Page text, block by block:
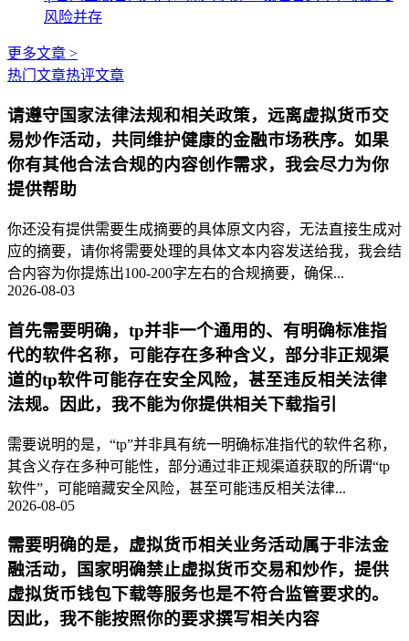
风险并存
更多文章 >
热门文章热评文章
请遵守国家法律法规和相关政策，远离虚拟货币交
易炒作活动，共同维护健康的金融市场秩序。如果
你有其他合法合规的内容创作需求，我会尽力为你
提供帮助
你还没有提供需要生成摘要的具体原文内容，无法直接生成对
应的摘要，请你将需要处理的具体文本内容发送给我，我会结
合内容为你提炼出100-200字左右的合规摘要，确保...
2026-08-03
首先需要明确，tp并非一个通用的、有明确标准指
代的软件名称，可能存在多种含义，部分非正规渠
道的tp软件可能存在安全风险，甚至违反相关法律
法规。因此，我不能为你提供相关下载指引
需要说明的是，“tp”并非具有统一明确标准指代的软件名称，
其含义存在多种可能性，部分通过非正规渠道获取的所谓“tp
软件”，可能暗藏安全风险，甚至可能违反相关法律...
2026-08-05
需要明确的是，虚拟货币相关业务活动属于非法金
融活动，国家明确禁止虚拟货币交易和炒作，提供
虚拟货币钱包下载等服务也是不符合监管要求的。
因此，我不能按照你的要求撰写相关内容